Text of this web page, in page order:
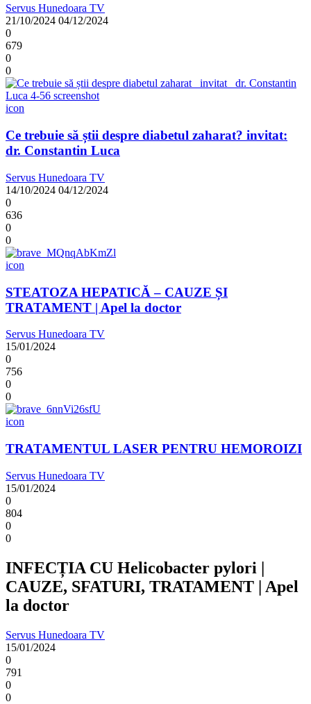
Servus Hunedoara TV
21/10/2024 04/12/2024
0
679
0
0
icon
Ce trebuie să știi despre diabetul zaharat? invitat:
dr. Constantin Luca
Servus Hunedoara TV
14/10/2024 04/12/2024
0
636
0
0
icon
STEATOZA HEPATICĂ – CAUZE ȘI
TRATAMENT | Apel la doctor
Servus Hunedoara TV
15/01/2024
0
756
0
0
icon
TRATAMENTUL LASER PENTRU HEMOROIZI
Servus Hunedoara TV
15/01/2024
0
804
0
0
INFECȚIA CU Helicobacter pylori |
CAUZE, SFATURI, TRATAMENT | Apel
la doctor
Servus Hunedoara TV
15/01/2024
0
791
0
0